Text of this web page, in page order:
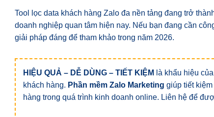
Tool lọc data khách hàng Zalo đa nền tảng đang trở
doanh nghiệp quan tâm hiện nay. Nếu bạn đang cần
giải pháp đáng để tham khảo trong năm 2026.
HIỆU QUẢ – DỄ DÙNG – TIẾT KIỆM là khẩu hiệu của
khách hàng. Phần mềm Zalo Marketing giúp tiết
hàng trong quá trình kinh doanh online. Liên hệ để